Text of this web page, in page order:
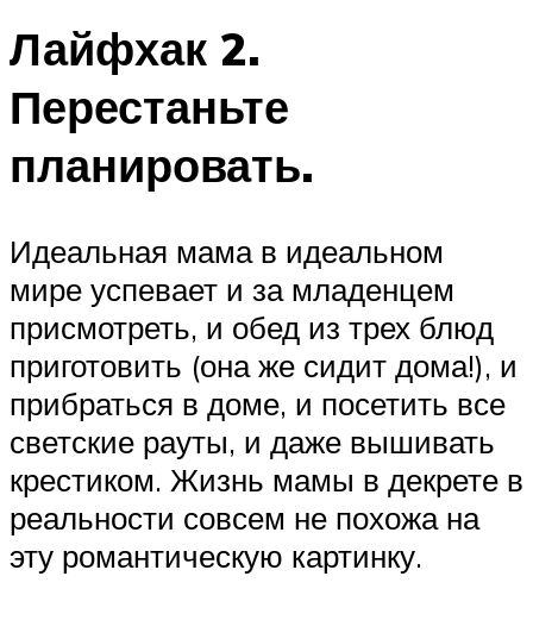
Лайфхак 2.
Перестаньте
планировать.
Идеальная мама в идеальном
мире успевает и за младенцем
присмотреть, и обед из трех блюд
приготовить (она же сидит дома!), и
прибраться в доме, и посетить все
светские рауты, и даже вышивать
крестиком. Жизнь мамы в декрете в
реальности совсем не похожа на
эту романтическую картинку.